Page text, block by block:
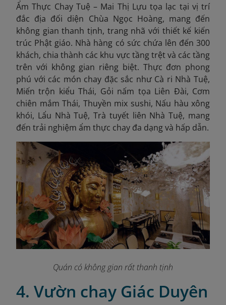
Ẩm Thực Chay Tuệ – Mai Thị Lựu tọa lạc tại vị trí
đắc địa đối diện Chùa Ngọc Hoàng, mang đến
không gian thanh tịnh, trang nhã với thiết kế kiến
trúc Phật giáo. Nhà hàng có sức chứa lên đến 300
khách, chia thành các khu vực tầng trệt và các tầng
trên với không gian riêng biệt. Thực đơn phong
phú với các món chay đặc sắc như Cà ri Nhà Tuệ,
Miến trộn kiểu Thái, Gỏi nấm tọa Liên Đài, Cơm
chiên mắm Thái, Thuyền mix sushi, Nấu hàu xông
khói, Lẩu Nhà Tuệ, Trà tuyết liên Nhà Tuệ, mang
đến trải nghiệm ẩm thực chay đa dạng và hấp dẫn.
Quán có không gian rất thanh tịnh
4. Vườn chay Giác Duyên